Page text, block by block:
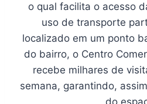
o qual facilita o acesso
uso de transporte
localizado em um ponto
do bairro, o Centro
recebe milhares de
semana, garantindo,